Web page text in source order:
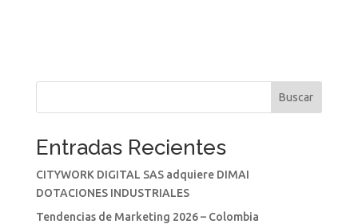
Buscar
Entradas Recientes
CITYWORK DIGITAL SAS adquiere DIMAI
DOTACIONES INDUSTRIALES
Tendencias de Marketing 2026 – Colombia